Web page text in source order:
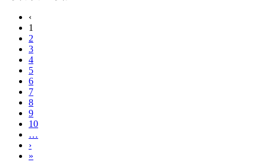
‹
1
2
3
4
5
6
7
8
9
10
…
›
»